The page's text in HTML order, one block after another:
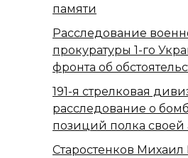
памяти
Расследование
прокуратуры 1-го
фронта об
191-я стрелковая
расследование о
позиций полка
Старостенков